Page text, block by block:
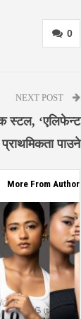
0
NEXT POST
स्टल, ‘एलिफेन्ट
पाउने
More From Author